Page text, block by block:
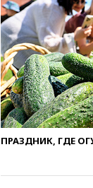
ПРАЗДНИК, ГДЕ